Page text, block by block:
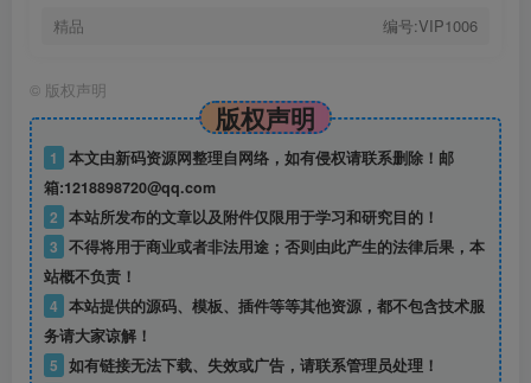
精品 编号:VIP1006
© 版权声明
版权声明
1
本文由新码资源网整理自网络，如有侵权请联系删除！邮
箱:1218898720@qq.com
2 本站所发布的文章以及附件仅限用于学习和研究目的！
3
站概不负责！
4 本站提供的源码、模板、插件等等其他资源，都不包含技术服
务请大家谅解！
5 如有链接无法下载、失效或广告，请联系管理员处理！